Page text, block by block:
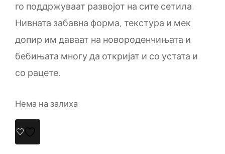
го поддржуваат развојот на сите сетила.
Нивната забавна форма, текстура и мек
допир им даваат на новороденчињата и
бебињата многу да откријат и со устата и
со рацете.
Нема на залиха